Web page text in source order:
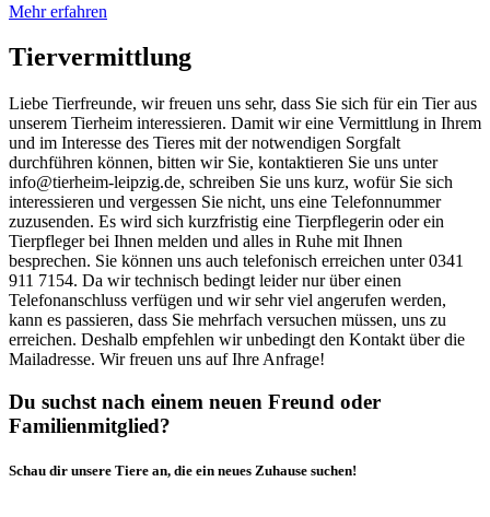
Mehr erfahren
Tiervermittlung
Liebe Tierfreunde, wir freuen uns sehr, dass Sie sich für ein Tier aus
unserem Tierheim interessieren. Damit wir eine Vermittlung in Ihrem
und im Interesse des Tieres mit der notwendigen Sorgfalt
durchführen können, bitten wir Sie, kontaktieren Sie uns unter
info@tierheim-leipzig.de, schreiben Sie uns kurz, wofür Sie sich
interessieren und vergessen Sie nicht, uns eine Telefonnummer
zuzusenden. Es wird sich kurzfristig eine Tierpflegerin oder ein
Tierpfleger bei Ihnen melden und alles in Ruhe mit Ihnen
besprechen. Sie können uns auch telefonisch erreichen unter 0341
911 7154. Da wir technisch bedingt leider nur über einen
Telefonanschluss verfügen und wir sehr viel angerufen werden,
kann es passieren, dass Sie mehrfach versuchen müssen, uns zu
erreichen. Deshalb empfehlen wir unbedingt den Kontakt über die
Mailadresse. Wir freuen uns auf Ihre Anfrage!
Du suchst nach einem neuen Freund oder
Familienmitglied?
Schau dir unsere Tiere an, die ein neues Zuhause suchen!